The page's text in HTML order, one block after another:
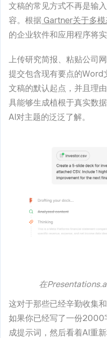
文稿的常见方式不再是输
容。根据 Gartner关于多模
的企业软件和应用程序将实
上传研究简报、粘贴公司
提交包含现有要点的
文稿的默认起点，并且理
具能够生成植根于真实数
AI对主题的泛泛了解。
在
这对于那些已经辛勤收集
如果你已经写了一份2000
成提示词，然后看着AI重